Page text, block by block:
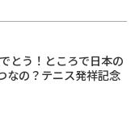
とう！ところで日本の
なの？テニス発祥記念